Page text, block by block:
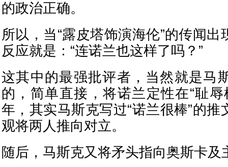
的政治正确。
所以，当“露皮塔饰演海伦”的传闻
反应就是：“连诺兰也这样了吗？”
这其中的最强批评者，当然就是马
的，简单直接，将诺兰定性在“耻辱
年，其实马斯克写过“诺兰很棒”的推
观将两人推向对立。
随后，马斯克又将矛头指向奥斯卡及